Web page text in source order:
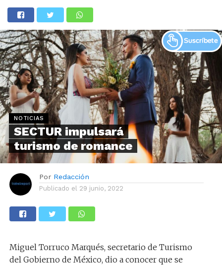
NOTICIAS
SECTUR impulsará
turismo de romance
Por Redacción
Publicado el 29 junio, 2022
Miguel Torruco Marqués, secretario de Turismo
del Gobierno de México, dio a conocer que se